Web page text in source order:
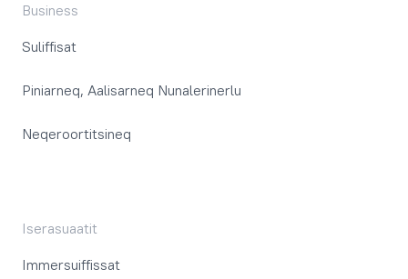
Business
Suliffisat
Piniarneq, Aalisarneq Nunalerinerlu
Neqeroortitsineq
Iserasuaatit
Immersuiffissat